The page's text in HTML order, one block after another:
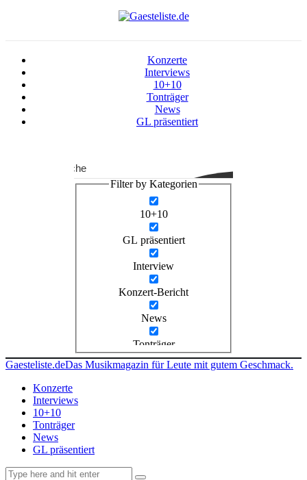
Konzerte
Interviews
10+10
Tonträger
News
GL präsentiert
Suche
Filter by Kategorien
10+10
GL präsentiert
Interview
Konzert-Bericht
News
Tonträger
Gaesteliste.deDas Musikmagazin für Leute mit gutem Geschmack.
Konzerte
Interviews
10+10
Tonträger
News
GL präsentiert